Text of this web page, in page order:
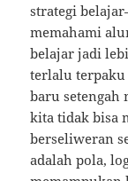
strategi
memahami
belajar jadi
terlalu terpaku
baru setengah
kita tidak bisa
berseliweran
adalah pola,